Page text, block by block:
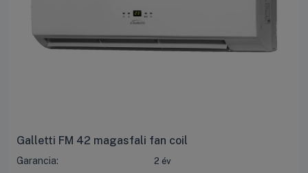
Galletti FM 42 magasfali fan coil
Garancia: 2 év